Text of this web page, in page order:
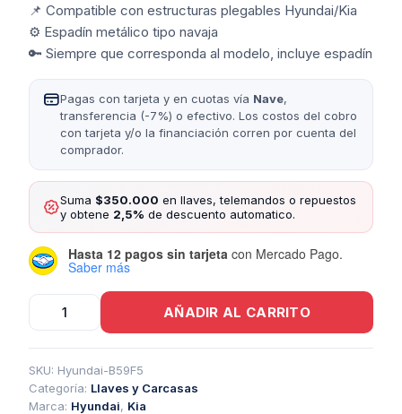
📌 Compatible con estructuras plegables Hyundai/Kia
⚙️ Espadín metálico tipo navaja
🔑 Siempre que corresponda al modelo, incluye espadín
Pagas con tarjeta y en cuotas vía Nave,
transferencia (-7%) o efectivo. Los costos del cobro
con tarjeta y/o la financiación corren por cuenta del
comprador.
Suma $350.000 en llaves, telemandos o repuestos
y obtene 2,5% de descuento automatico.
Hasta 12 pagos sin tarjeta con Mercado Pago.
Saber más
Inserto
Carcasa
Navaja
Hyundai
Kia
cantidad
AÑADIR AL CARRITO
SKU: Hyundai-B59F5
Categoría: Llaves y Carcasas
Marca: Hyundai, Kia